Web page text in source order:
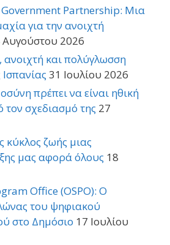
Partnership: Μια
για την ανοιχτή
Αυγούστου 2026
και πολύγλωσση
31 Ιουλίου 2026
πρέπει να είναι ηθική
σχεδιασμό της 27
κύκλος ζωής μιας
μας αφορά όλους 18
Office (OSPO): Ο
του ψηφιακού
στο Δημόσιο 17 Ιουλίου